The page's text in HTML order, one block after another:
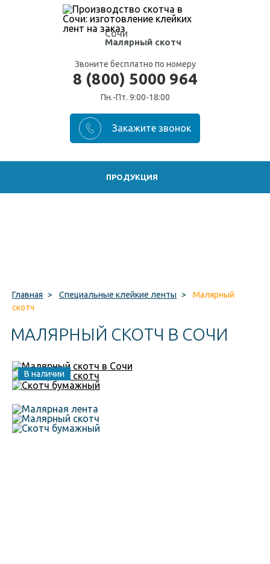
Сочи
Малярный скотч
Звоните бесплатно по номеру
8 (800) 5000 964
Пн.-Пт. 9:00-18:00
ПРОДУКЦИЯ
Главная > Специальные клейкие ленты >
Малярный
скотч
МАЛЯРНЫЙ СКОТЧ В СОЧИ
В наличии